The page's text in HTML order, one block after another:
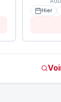
Hier